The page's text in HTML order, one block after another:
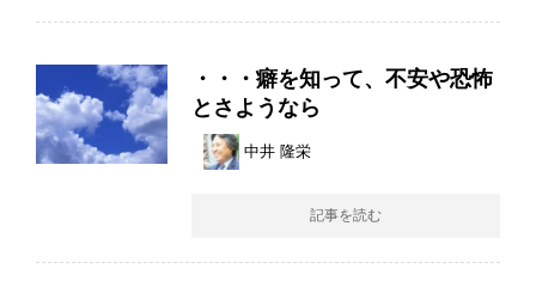
・・・癖を知って、不安や恐怖
とさようなら
中井 隆栄
記事を読む